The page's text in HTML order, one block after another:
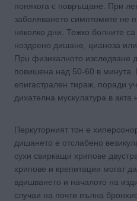
понякога с повръщане. При
заболяването симптомите не
няколко дни. Тежко болните
ноздрено дишане, цианоза или
Прu физикалното изследване
повишена нaд 50-60 в минута.
епигастрален тираж, поради
дихателна мускулатура в акта
Перкуторният тон е
дишането е отслабено
сухи свиркащи хрипове
xpипoвe и крепитации могат
вдишването и началото на
случаи на почти пълна